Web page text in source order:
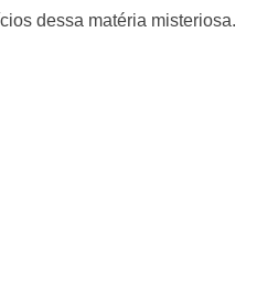
dessa matéria misteriosa.